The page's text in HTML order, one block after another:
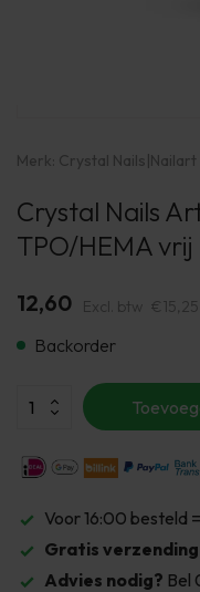
Merk: Crystal Nails|Nailart
Crystal Nails
TPO/HEMA vrij
12,60 Excl. btw €15,25
Backorder
Voor 16:00 besteld =
Gratis verzending
Advies nodig? Bel